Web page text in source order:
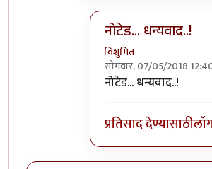
नोटेड... धन्यवाद..!
विशुमित
सोमवार, 07/05/2018
In reply toपुण्यात
नोटेड... धन्यवाद..!
प्रतिसाद देण्यासाठी